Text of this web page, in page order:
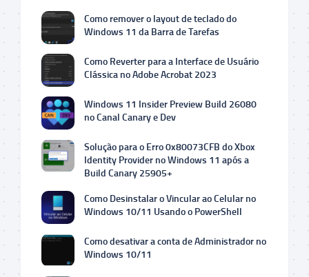
Como remover o layout de teclado do
Windows 11 da Barra de Tarefas
Como Reverter para a Interface de Usuário
Clássica no Adobe Acrobat 2023
Windows 11 Insider Preview Build 26080
no Canal Canary e Dev
Solução para o Erro 0x80073CFB do Xbox
Identity Provider no Windows 11 após a
Build Canary 25905+
Como Desinstalar o Vincular ao Celular no
Windows 10/11 Usando o PowerShell
Como desativar a conta de Administrador no
Windows 10/11